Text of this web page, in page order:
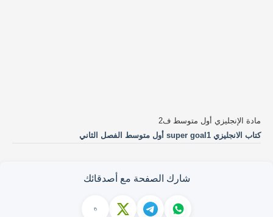
مادة الإنجليزي أول متوسط ف2
كتاب الانجليزي super goal1 أول متوسط الفصل الثاني
شارك الصفحة مع أصدقائك